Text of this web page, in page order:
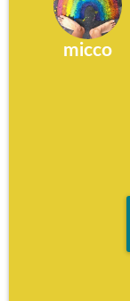
micco